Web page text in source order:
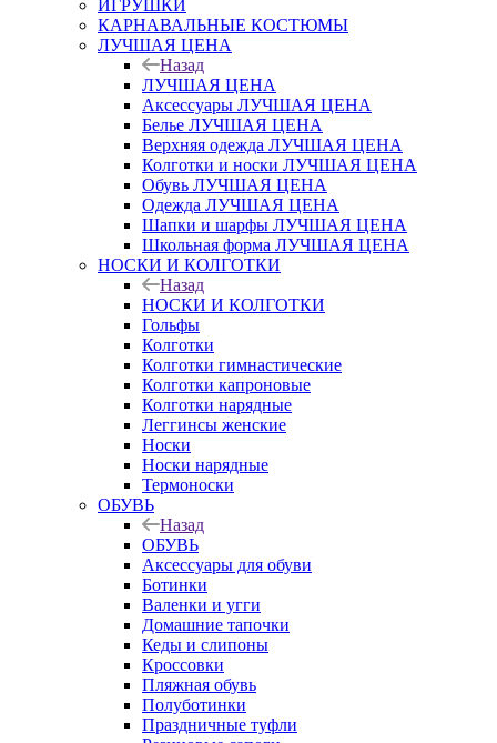
ИГРУШКИ
КАРНАВАЛЬНЫЕ КОСТЮМЫ
ЛУЧШАЯ ЦЕНА
Назад
ЛУЧШАЯ ЦЕНА
Аксессуары ЛУЧШАЯ ЦЕНА
Белье ЛУЧШАЯ ЦЕНА
Верхняя одежда ЛУЧШАЯ ЦЕНА
Колготки и носки ЛУЧШАЯ ЦЕНА
Обувь ЛУЧШАЯ ЦЕНА
Одежда ЛУЧШАЯ ЦЕНА
Шапки и шарфы ЛУЧШАЯ ЦЕНА
Школьная форма ЛУЧШАЯ ЦЕНА
НОСКИ И КОЛГОТКИ
Назад
НОСКИ И КОЛГОТКИ
Гольфы
Колготки
Колготки гимнастические
Колготки капроновые
Колготки нарядные
Леггинсы женские
Носки
Носки нарядные
Термоноски
ОБУВЬ
Назад
ОБУВЬ
Аксессуары для обуви
Ботинки
Валенки и угги
Домашние тапочки
Кеды и слипоны
Кроссовки
Пляжная обувь
Полуботинки
Праздничные туфли